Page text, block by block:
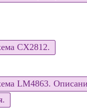
CX2812.
LM4863.